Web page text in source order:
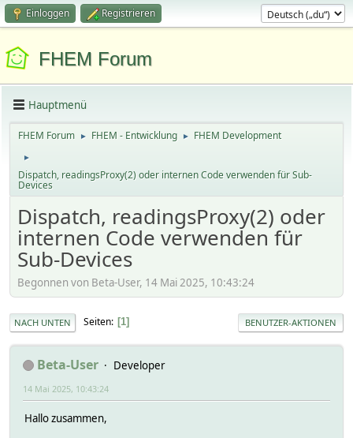
Einloggen Registrieren
FHEM Forum
Hauptmenü
FHEM Forum ► FHEM - Entwicklung ► FHEM Development
►
Dispatch, readingsProxy(2) oder internen Code verwenden für Sub-
Devices
Dispatch, readingsProxy(2) oder
internen Code verwenden für
Sub-Devices
Begonnen von Beta-User, 14 Mai 2025, 10:43:24
NACH UNTEN Seiten 1 BENUTZER-AKTIONEN
Beta-User Developer
14 Mai 2025, 10:43:24
Hallo zusammen,